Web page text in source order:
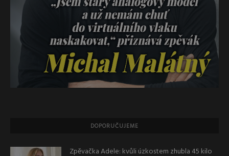
DOPORUČUJEME
Zpěvačka Adele: kvůli úzkostem zhubla 45 kilo